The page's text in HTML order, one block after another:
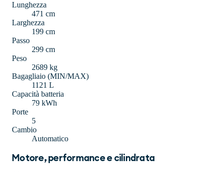
Lunghezza
471 cm
Larghezza
199 cm
Passo
299 cm
Peso
2689 kg
Bagagliaio (MIN/MAX)
1121 L
Capacità batteria
79 kWh
Porte
5
Cambio
Automatico
Motore, performance e cilindrata